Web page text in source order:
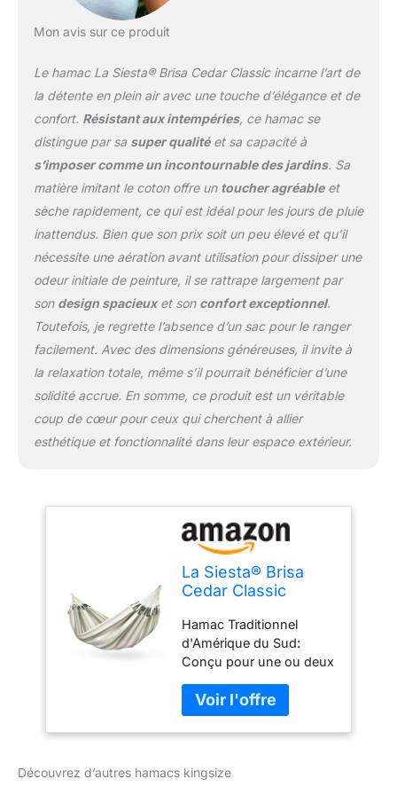
systèmes de suspension
pour durer. Robustes et
durables, ils résistent aux
éléments et répondent
aux exigences sévères
extérieurs. Une
sensation de légèreté
parfaite sur 84 cordes
suspendues, démontrant
la qualité du hamac par le
nombre de cordes qui
assure une meilleure
répartition du poids,
augmentant ainsi sa
longévité et son confort,
fabriqué avec des
matériaux de qualité en
polypropylène à 100 %.
Mon avis sur ce produit
Le hamac La Siesta® Brisa Cedar Classic incarne l’art de
la détente en plein air avec une touche d’élégance et de
confort. Résistant aux intempéries, ce hamac se
distingue par sa super qualitéet sa capacité à
s’imposer comme un incontournable des jardins. Sa
matière imitant le coton offre un toucher agréableet
sèche rapidement, ce qui est idéal pour les jours de pluie
inattendus. Bien que son prix soit un peu élevé et qu’il
nécessite une aération avant utilisation pour dissiper une
odeur initiale de peinture, il se rattrape largement par
son design spacieuxet son confort exceptionnel.
Toutefois, je regrette l’absence d’un sac pour le ranger
facilement. Avec des dimensions généreuses, il invite à
la relaxation totale, même s’il pourrait bénéficier d’une
solidité accrue. En somme, ce produit est un véritable
coup de cœur pour ceux qui cherchent à allier
esthétique et fonctionnalité dans leur espace extérieur.
La Siesta® Brisa
Cedar Classic
Plein Air Résistant
aux Intempéries
pour Hamac
Kingsize, Relaxation
Authentique et
Confortable
Hamac Traditionnel
d'Amérique du Sud:
Conçu pour une ou deux
largeur de toile de 180
cm. Pour une expérience
hamac parfaite, nous
position allongée en
Découvrez d’autres hamacs kingsize